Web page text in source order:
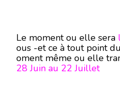
Le moment ou elle sera
ous -et ce à tout point
oment même ou elle
28 Juin au 22 Juillet